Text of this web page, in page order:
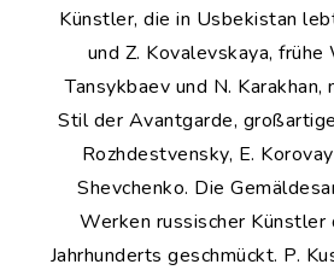
Künstler, die in Usbekistan
und Z. Kovalevskaya, frühe
Tansykbaev und N. Karakhan,
Stil der Avantgarde,
Rozhdestvensky, E.
Shevchenko. Die
Werken russischer Künstler
Jahrhunderts geschmückt. P.